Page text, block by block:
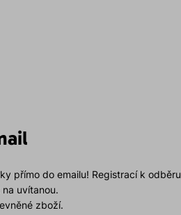
přímo do emailu! Registrací k odběru
uvítanou.
zboží.